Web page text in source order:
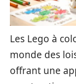
Les Lego à
monde des
offrant une